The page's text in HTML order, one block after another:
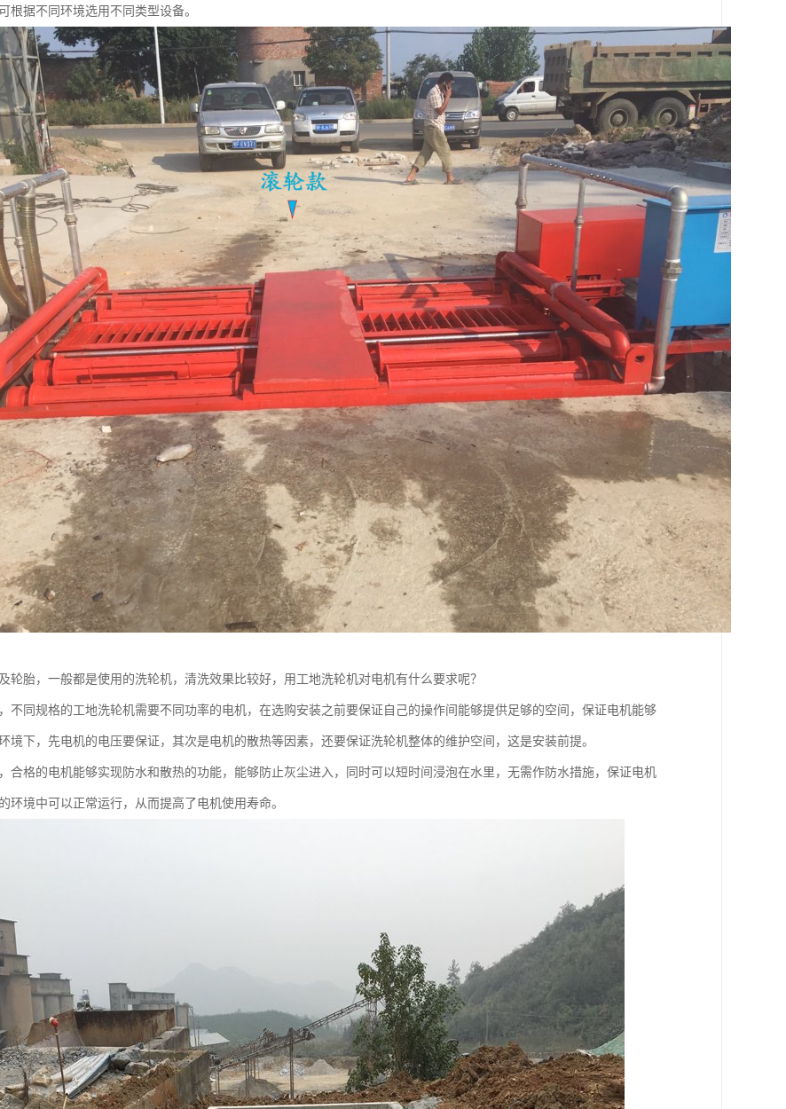
根据不同环境选用不同类型设备。
轮胎，一般都是使用的洗轮机，清洗效果比较好，用工地洗轮机对电机有什么要求呢？
不同规格的工地洗轮机需要不同功率的电机，在选购安装之前要保证自己的操作间能够提供足够的空间，保证电机能够
境下，先电机的电压要保证，其次是电机的散热等因素，还要保证洗轮机整体的维护空间，这是安装前提。
合格的电机能够实现防水和散热的功能，能够防止灰尘进入，同时可以短时间浸泡在水里，无需作防水措施，保证电机
环境中可以正常运行，从而提高了电机使用寿命。